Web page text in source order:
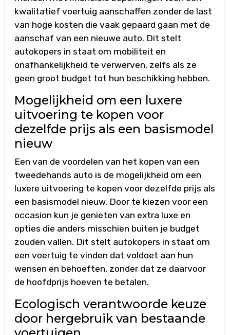
kwalitatief voertuig aanschaffen zonder de last
van hoge kosten die vaak gepaard gaan met de
aanschaf van een nieuwe auto. Dit stelt
autokopers in staat om mobiliteit en
onafhankelijkheid te verwerven, zelfs als ze
geen groot budget tot hun beschikking hebben.
Mogelijkheid om een luxere
uitvoering te kopen voor
dezelfde prijs als een basismodel
nieuw
Een van de voordelen van het kopen van een
tweedehands auto is de mogelijkheid om een
luxere uitvoering te kopen voor dezelfde prijs als
een basismodel nieuw. Door te kiezen voor een
occasion kun je genieten van extra luxe en
opties die anders misschien buiten je budget
zouden vallen. Dit stelt autokopers in staat om
een voertuig te vinden dat voldoet aan hun
wensen en behoeften, zonder dat ze daarvoor
de hoofdprijs hoeven te betalen.
Ecologisch verantwoorde keuze
door hergebruik van bestaande